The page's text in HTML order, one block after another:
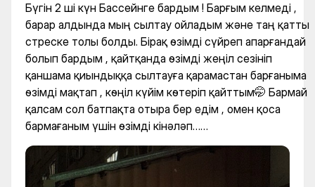
Бүгін 2 ші күн Бассейнге бардым ! Барғым келмеді ,
барар алдында мың сылтау ойладым және таң қатты
стреске толы болды. Бірақ өзімді сүйреп апарғандай
болып бардым , қайтқанда өзімді жеңіл сезініп
қаншама қиындыққа сылтауға қарамастан барғаныма
өзімді мақтап , көңіл күйім көтеріп қайттым🤭 Бармай
қалсам сол батпақта отыра бер едім , омен қоса
бармағаным үшін өзімді кінәләп……